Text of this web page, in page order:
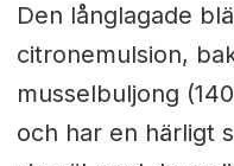
Den långlagade
citronemulsion,
musselbuljong
och har en härligt